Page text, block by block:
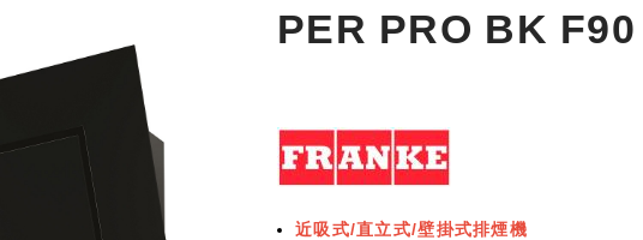
PER PRO BK F90
近吸式/直立式/壁掛式排煙機